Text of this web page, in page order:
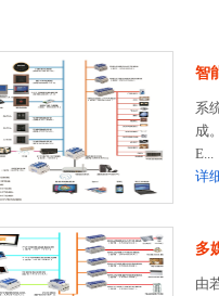
智
系
成
E...
详
多
由